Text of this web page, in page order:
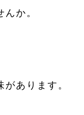
か。
あります。